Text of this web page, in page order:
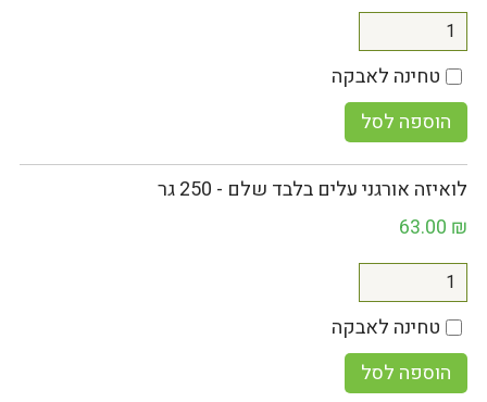
טחינה לאבקה
הוספה לסל
לואיזה אורגני עלים בלבד שלם - 250 גר
63.00 ₪
טחינה לאבקה
הוספה לסל